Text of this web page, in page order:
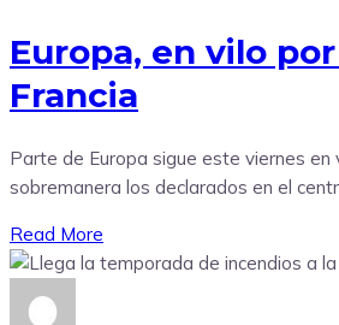
Europa, en vilo
Francia
Parte de Europa sigue este viernes
sobremanera los declarados en el
Read More